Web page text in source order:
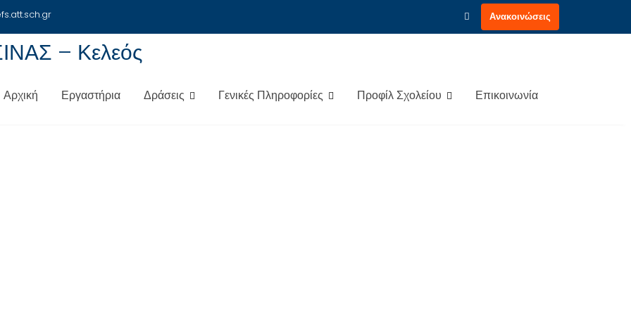
Ανακοινώσεις
– Κελεός
Αρχική Εργαστήρια Δράσεις Γενικές Πληροφορίες Προφίλ Σχολείου Επικοινωνία